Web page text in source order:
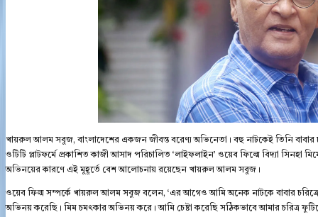
খায়রুল আলম সবুজ, বাংলাদেশের একজন জীবন্ত বরেণ্য অভিনেতা। বহু নাটকেই তিনি
ওটিটি প্লাটফর্মে প্রকাশিত কাজী আসাদ পরিচালিত ‘লাইফলাইন’ ওয়েব ফিল্মে বিদ্যা সিনহা
অভিনয়ের কারণে এই মুহূর্তে বেশ আলোচনায় রয়েছেন খায়রুল আলম সবুজ।
ওয়েব ফিল্ম সম্পর্কে খায়রুল আলম সবুজ বলেন, ‘এর আগেও আমি অনেক নাটকে বাবার চরিত্রে
অভিনয় করেছি। মিম চমৎকার অভিনয় করে। আমি চেষ্টা করেছি সঠিকভাবে আমার চরিত্র